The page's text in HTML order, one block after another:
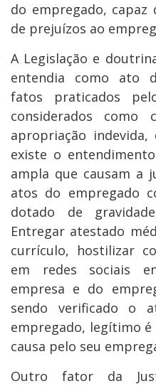
do empregado, capaz
de prejuízos ao
A Legislação e
entendia como ato
fatos praticados
considerados como
apropriação
existe o
ampla que causam a
atos do empregado
dotado de
Entregar atestado
currículo, hostilizar
em redes sociais
empresa e do
sendo verificado o
empregado, legítimo
causa pelo seu
Outro fator da